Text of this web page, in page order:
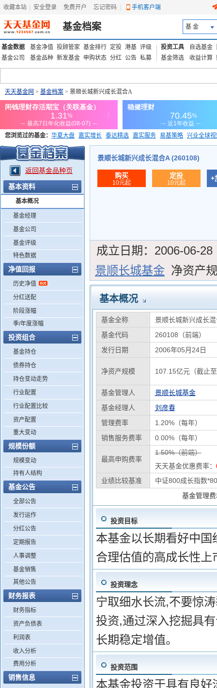
收藏本站 安全登录 免费开户 忘记密码 手机客户端
基金档案 基 金
基金数据 基金净值 投顾管家 基金排行 定投 港基 评级
基金公司
基金品种 新发基金 申购状态 分红 公告 私募
投资工具 自选基金
基金筛选
收益计算
天天基金网 > 基金档案 > 景顺长城新兴成长混合A
您浏览过的基金： 华夏大盘 嘉实增长 泰达精选 嘉实服务 易基策略 兴业全球
添富优势 华安宏利 上证180价值ETF
返回基金品种页
基本资料
基本概况
基金经理
基金公司
基金评级
特色数据
净值回报
历史净值
分红送配
阶段涨幅
季/年度涨幅
投资组合
基金持仓
债券持仓
持仓变动走势
行业配置
行业配置比较
资产配置
重大变动
规模份额
规模变动
持有人结构
基金公告
全部公告
发行运作
分红公告
定期报告
人事调整
基金销售
其他公告
财务报表
财务指标
资产负债表
利润表
收入分析
费用分析
销售信息
景顺长城新兴成长混合A (260108)
购买
10元起
定投
10元起
+
成立日期： 2006-06-28
景顺长城基金 净资产
基本概况
基金全称
景顺长城新兴成长
基金代码
260108（前端）
发行日期
2006年05月24日
净资产规模 107.15亿元（截止
基金管理人
景顺长城基金
基金经理人
刘彦春
管理费率
1.20%（每年）
销售服务费率
0.00%（每年）
最高申购费率
1.50%（前端）
天天基金优惠费率：
业绩比较基准
中证800成长指数
基金管理
投资目标
本基金以长期看好中
合理估值的高成长性
投资理念
宁取细水长流,不要惊
投资,通过深入挖掘具
长期稳定增值。
投资范围
本基金投资于具有良